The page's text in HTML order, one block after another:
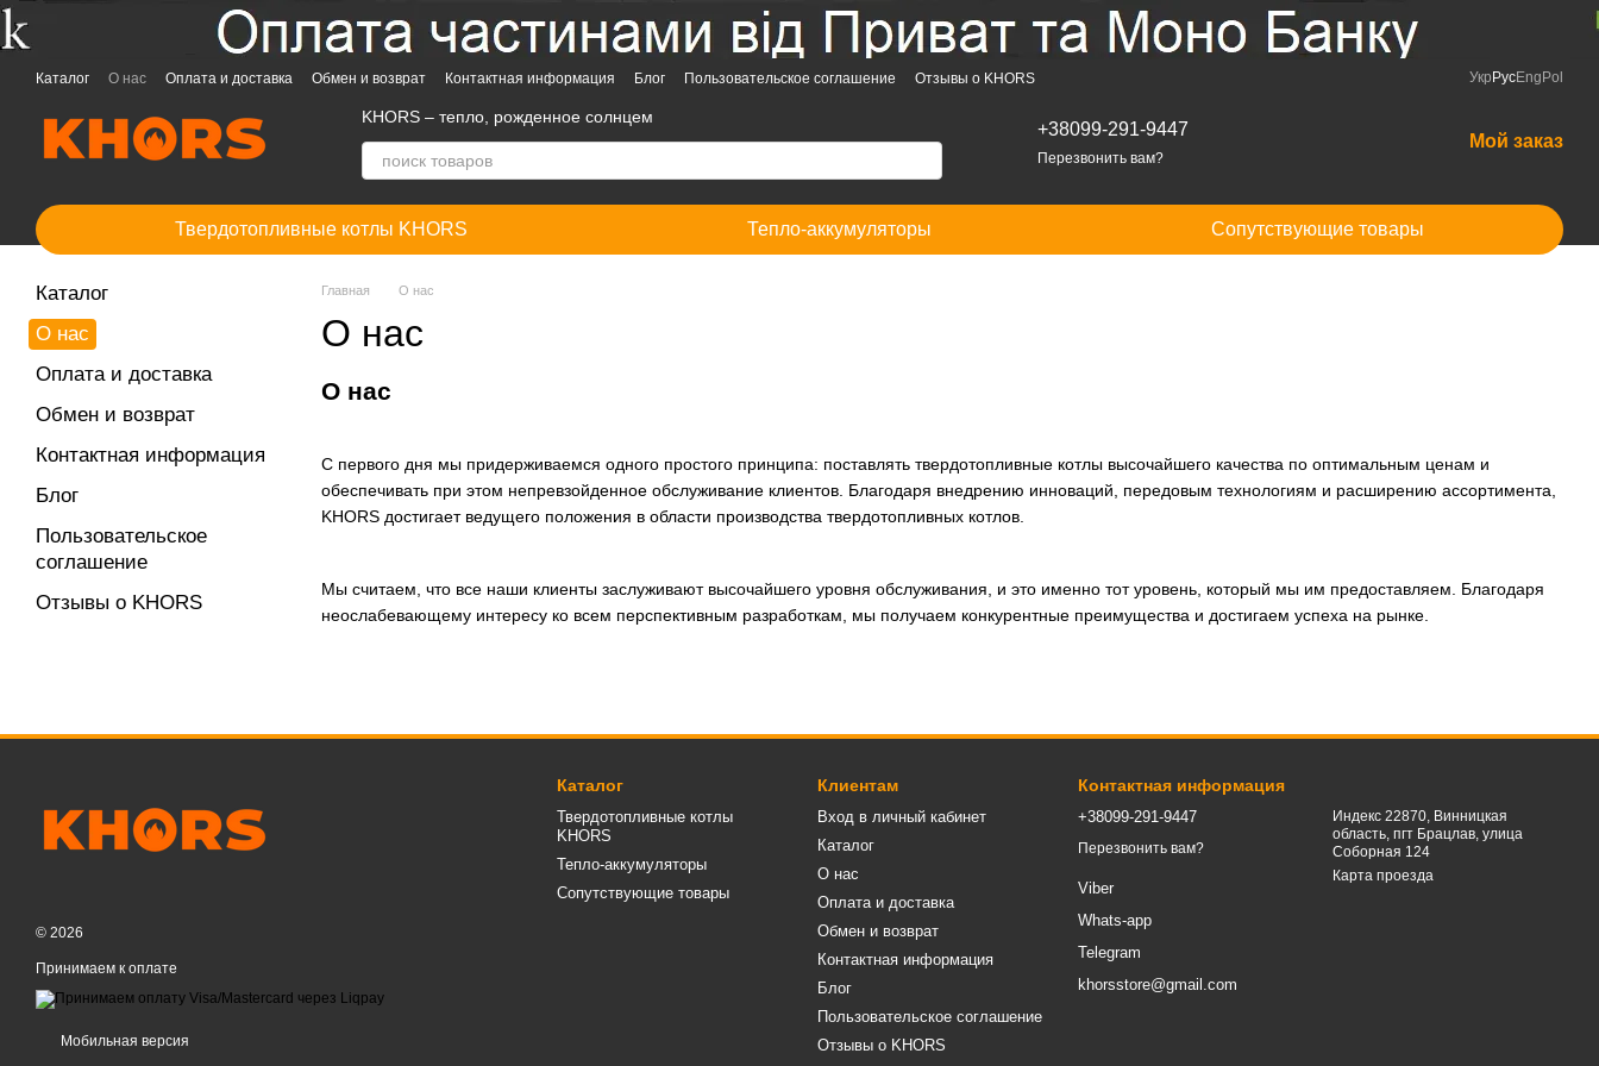
Перейти к основному контенту
Каталог О нас Оплата и доставка Обмен и возврат Контактная информация Блог Пользовательское соглашение Отзывы о KHORS Укр РусEng Pol
KHORS – тепло, рожденное солнцем
+38099-291-9447
Перезвонить вам?
Мой заказ
Твердотопливные котлы KHORS Тепло-аккумуляторы Сопутствующие товары
Главная О нас
О нас
О нас
С первого дня мы придерживаемся одного простого принципа: поставлять твердотопливные котлы высочайшего качества по оптимальным ценам и
обеспечивать при этом непревзойденное обслуживание клиентов. Благодаря внедрению инноваций, передовым технологиям и расширению ассортимента,
KHORS достигает ведущего положения в области производства твердотопливных котлов.
Мы считаем, что все наши клиенты заслуживают высочайшего уровня обслуживания, и это именно тот уровень, который мы им предоставляем. Благодаря
неослабевающему интересу ко всем перспективным разработкам, мы получаем конкурентные преимущества и достигаем успеха на рынке.
Каталог
О нас
Оплата и доставка
Обмен и возврат
Контактная информация
Блог
Пользовательское
соглашение
Отзывы о KHORS
© 2026
Принимаем к оплате
Мобильная версия
Каталог
Твердотопливные котлы
KHORS
Тепло-аккумуляторы
Сопутствующие товары
Клиентам
Вход в личный кабинет
Каталог
О нас
Оплата и доставка
Обмен и возврат
Контактная информация
Блог
Пользовательское соглашение
Отзывы о KHORS
Контактная информация
+38099-291-9447
Перезвонить вам?
Viber
Whats-app
Telegram
khorsstore@gmail.com
Индекс 22870, Винницкая
область, пгт Брацлав, улица
Соборная 124
Карта проезда